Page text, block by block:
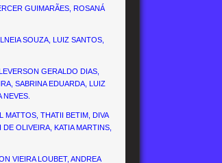
GUIMARÃES, ROSANÁ
SOUZA, LUIZ SANTOS,
GERALDO DIAS,
SABRINA EDUARDA, LUIZ
MATTOS, THATII BETIM, DIVA
OLIVEIRA, KATIA MARTINS,
VIEIRA LOUBET, ANDREA